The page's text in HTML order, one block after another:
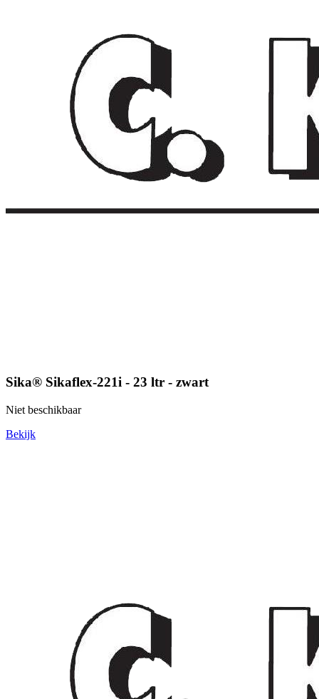
Sika® Sikaflex-221i - 23 ltr - zwart
Niet beschikbaar
Bekijk